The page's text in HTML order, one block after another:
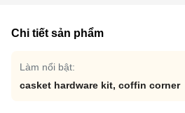
Chi tiết sản phẩm
Làm nổi bật:
casket hardware kit, coffin corner